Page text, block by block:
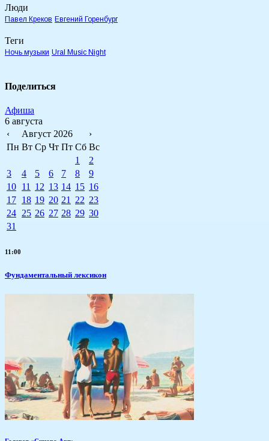
Люди
Павел Креков Евгений Горенбург
Теги
Ночь музыки Ural Music Night
Поделиться
Афиша
6 августа
‹
Август 2026
›
Пн Вт Ср Чт Пт Сб Вс
1
2
3
4 5 6 7 8
9
10 11 12 13 14 15 16
17 18 19 20 21 22 23
24 25 26 27 28 29 30
31
11:00
Фундаментальный лексикон